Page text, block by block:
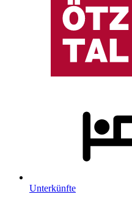
Unterkünfte